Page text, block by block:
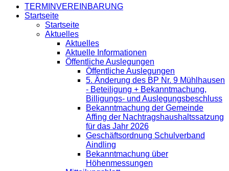
TERMINVEREINBARUNG
Startseite
Startseite
Aktuelles
Aktuelles
Aktuelle Informationen
Öffentliche Auslegungen
Öffentliche Auslegungen
5. Änderung des BP Nr. 9 Mühlhausen
- Beteiligung + Bekanntmachung,
Billigungs- und Auslegungsbeschluss
Bekanntmachung der Gemeinde
Affing der Nachtragshaushaltssatzung
für das Jahr 2026
Geschäftsordnung Schulverband
Aindling
Bekanntmachung über
Höhenmessungen